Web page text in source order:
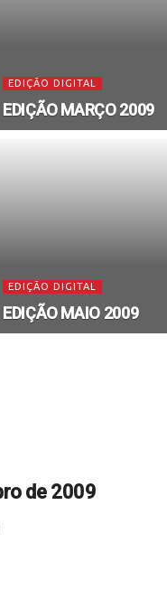
EDIÇÃO DIGITAL
EDIÇÃO MARÇO 2009
EDIÇÃO DIGITAL
EDIÇÃO MAIO 2009
de 2009